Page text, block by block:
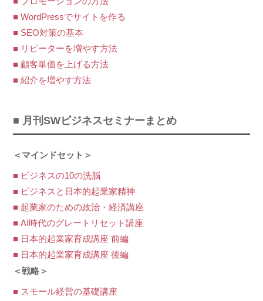
■ WordPressでサイトを作る
■ SEO対策の基本
■ リピーターを増やす方法
■ 顧客単価を上げる方法
■ 紹介を増やす方法
■ 月刊SWビジネスセミナーまとめ
＜マインドセット＞
■ ビジネスの10の洗脳
■ ビジネスと日本的起業家精神
■ 起業家のための政治・経済講座
■ AI時代のグレートリセット講座
■ 日本的起業家育成講座 前編
■ 日本的起業家育成講座 後編
＜戦略＞
■ スモール経営の基礎講座